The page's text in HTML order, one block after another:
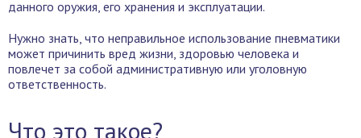
данного оружия, его хранения и эксплуатации.
Нужно знать, что неправильное использование пневматики
может причинить вред жизни, здоровью человека и
повлечет за собой административную или уголовную
ответственность.
Что это такое?